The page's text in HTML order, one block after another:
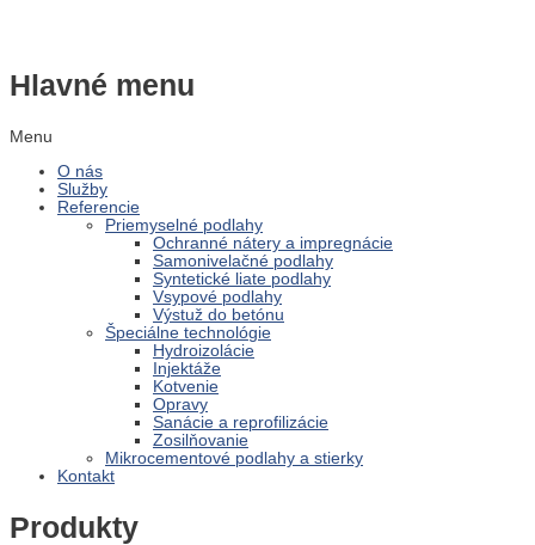
Hlavné menu
Menu
O nás
Služby
Referencie
Priemyselné podlahy
Ochranné nátery a impregnácie
Samonivelačné podlahy
Syntetické liate podlahy
Vsypové podlahy
Výstuž do betónu
Špeciálne technológie
Hydroizolácie
Injektáže
Kotvenie
Opravy
Sanácie a reprofilizácie
Zosilňovanie
Mikrocementové podlahy a stierky
Kontakt
Produkty